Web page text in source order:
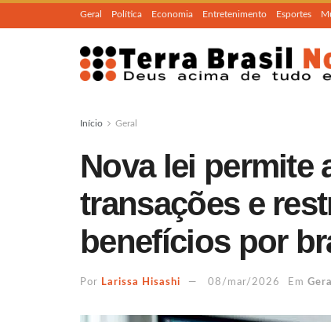
Geral Política Economia Entretenimento Esportes
Início Geral
Nova lei permite
transações e
benefícios por
Por Larissa Hisashi 08/mar/2026 Em Geral